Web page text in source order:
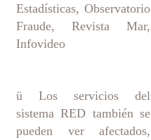
Estadísticas, Observatorio
Fraude, Revista Mar,
Infovideo
ü Los servicios del
sistema RED también se
pueden ver afectados,